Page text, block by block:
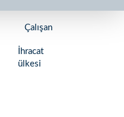
Çalışan
İhracat
ülkesi